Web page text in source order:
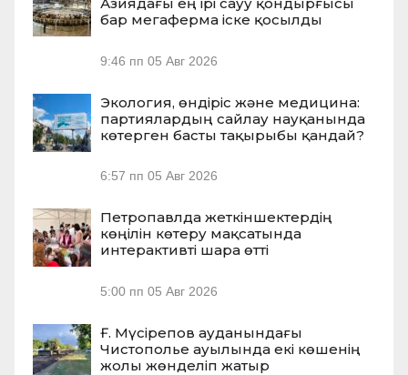
Азиядағы ең ірі сауу қондырғысы
бар мегаферма іске қосылды
9:46 пп 05 Авг 2026
Экология, өндіріс және медицина:
партиялардың сайлау науқанында
көтерген басты тақырыбы қандай?
6:57 пп 05 Авг 2026
Петропавлда жеткіншектердің
көңілін көтеру мақсатында
интерактивті шара өтті
5:00 пп 05 Авг 2026
Ғ. Мүсірепов ауданындағы
Чистополье ауылында екі көшенің
жолы жөнделіп жатыр